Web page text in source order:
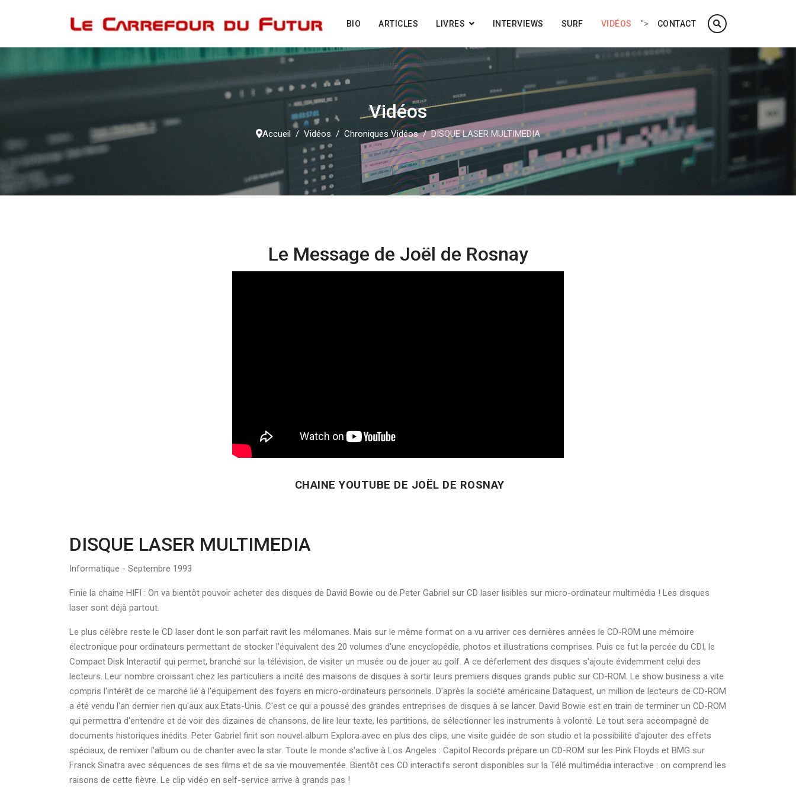
BIO ARTICLES LIVRES INTERVIEWS SURF VIDÉOS "> CONTACT
Vidéos
Accueil Vidéos Chroniques Vidéos DISQUE LASER MULTIMEDIA
Le Message de Joël de Rosnay
CHAINE YOUTUBE DE JOËL DE ROSNAY
DISQUE LASER MULTIMEDIA
Informatique - Septembre 1993
Finie la chaîne HIFI : On va bientôt pouvoir acheter des disques de David Bowie ou de Peter Gabriel sur CD laser lisibles sur micro-ordinateur multimédia ! Les disques
laser sont déjà partout.
Le plus célèbre reste le CD laser dont le son parfait ravit les mélomanes. Mais sur le même format on a vu arriver ces dernières années le CD-ROM une mémoire
électronique pour ordinateurs permettant de stocker l'équivalent des 20 volumes d'une encyclopédie, photos et illustrations comprises. Puis ce fut la percée du CDI, le
Compact Disk Interactif qui permet, branché sur la télévision, de visiter un musée ou de jouer au golf. A ce déferlement des disques s'ajoute évidemment celui des
lecteurs. Leur nombre croissant chez les particuliers a incité des maisons de disques à sortir leurs premiers disques grands public sur CD-ROM. Le show business a vite
compris l'intérêt de ce marché lié à l'équipement des foyers en micro-ordinateurs personnels. D'après la société américaine Dataquest, un million de lecteurs de CD-ROM
a été vendu l'an dernier rien qu'aux aux Etats-Unis. C'est ce qui a poussé des grandes entreprises de disques à se lancer. David Bowie est en train de terminer un CD-ROM
qui permettra d'entendre et de voir des dizaines de chansons, de lire leur texte, les partitions, de sélectionner les instruments à volonté. Le tout sera accompagné de
documents historiques inédits. Peter Gabriel finit son nouvel album Explora avec en plus des clips, une visite guidée de son studio et la possibilité d'ajouter des effets
spéciaux, de remixer l'album ou de chanter avec la star. Toute le monde s'active à Los Angeles : Capitol Records prépare un CD-ROM sur les Pink Floyds et BMG sur
Franck Sinatra avec séquences de ses films et de sa vie mouvementée. Bientôt ces CD interactifs seront disponibles sur la Télé multimédia interactive : on comprend les
raisons de cette fièvre. Le clip vidéo en self-service arrive à grands pas !